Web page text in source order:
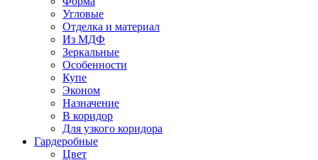
Угловые
Отделка и материал
Из МДФ
Зеркальные
Особенности
Купе
Эконом
Назначение
В коридор
Для узкого коридора
Гардеробные
Цвет